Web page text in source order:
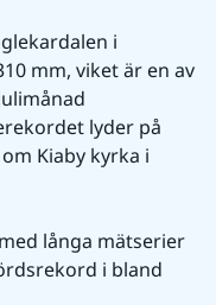
i
mm, viket är en av
lyder på
Kiaby kyrka i
långa mätserier
i bland